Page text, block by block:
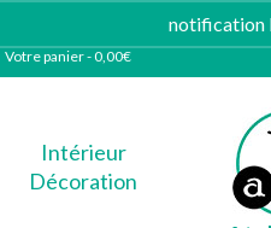
notification
Votre panier-0,00€
Intérieur
Décoration